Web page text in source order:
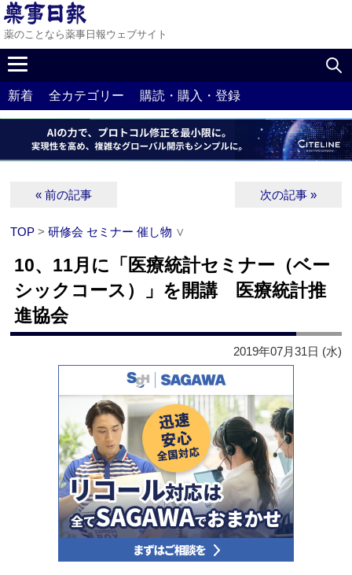
薬のことなら薬事日報ウェブサイト
新着 全カテゴリー 購読・購入・登録
« 前の記事 次の記事 »
TOP >研修会 セミナー 催し物 ∨
10、11月に「医療統計セミナー（ベー
シックコース）」を開講 医療統計推
進協会
2019年07月31日 (水)